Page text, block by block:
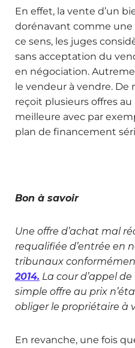
En effet, la vente d’un
dorénavant comme une
ce sens, les juges
sans acceptation du
en négociation.
le vendeur à vendre. De
reçoit plusieurs offres
meilleure avec par
plan de financement
Bon à savoir
Une offre d’achat mal
requalifiée d’entrée en
tribunaux
2014. La cour d’appel
simple offre au prix
obliger le propriétaire à
En revanche, une fois